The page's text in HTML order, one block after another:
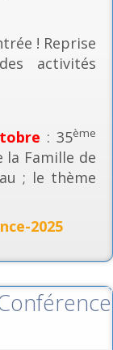
! Reprise
activités
: 35ème
la Famille de
; le thème
2025